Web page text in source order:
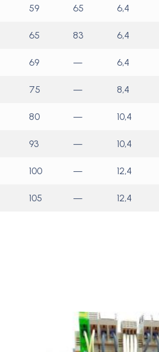
59 65 6,4
65 83 6,4
69 — 6,4
75 — 8,4
80 — 10,4
93 — 10,4
100 — 12,4
105 — 12,4